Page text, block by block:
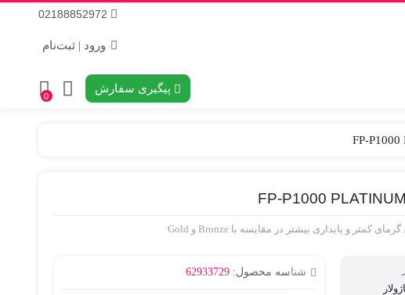
ورود | ثبت‌نام
پیگیری سفارش
0
شناسه محصول: 62933729